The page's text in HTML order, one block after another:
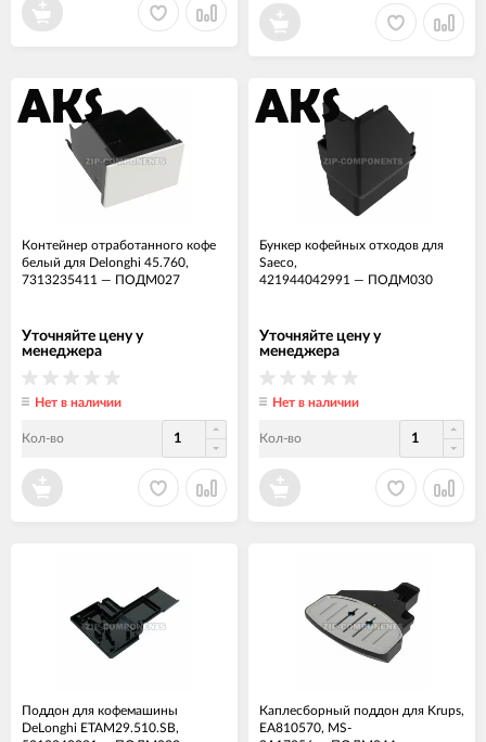
Контейнер отработанного кофе
белый для Delonghi 45.760,
7313235411 — ПОДМ027
Уточняйте цену у
менеджера
Нет в наличии
Кол-во
Бункер кофейных отходов для
Saeco,
421944042991 — ПОДМ030
Уточняйте цену у
менеджера
Нет в наличии
Кол-во
Поддон для кофемашины
DeLonghi ETAM29.510.SB,
Каплесборный поддон для Krups,
EA810570, MS-